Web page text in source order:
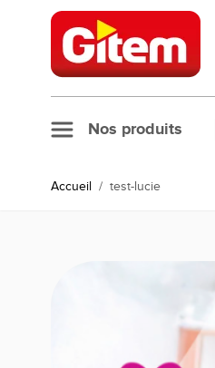
Allez au contenu
Nos produits
Accueil / test-lucie